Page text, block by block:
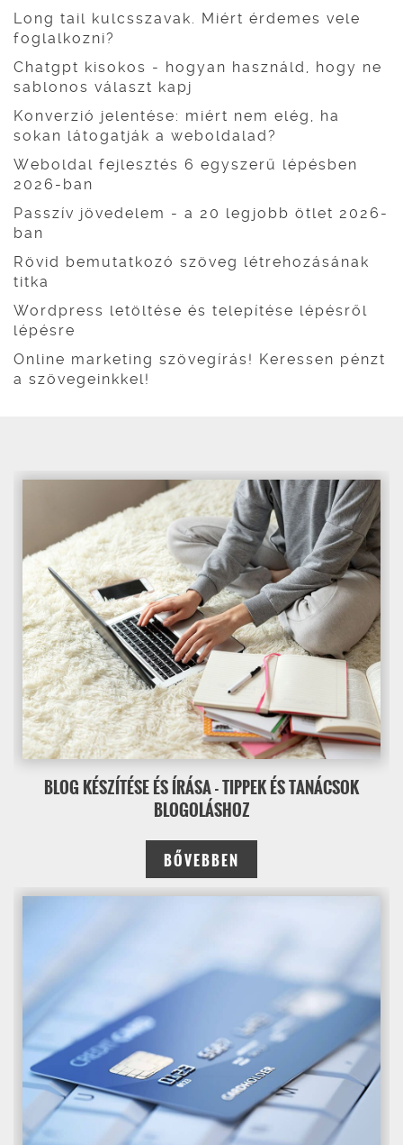
Long tail kulcsszavak. Miért érdemes vele
foglalkozni?
Chatgpt kisokos - hogyan használd, hogy ne
sablonos választ kapj
Konverzió jelentése: miért nem elég, ha
sokan látogatják a weboldalad?
Weboldal fejlesztés 6 egyszerű lépésben
2026-ban
Passzív jövedelem - a 20 legjobb ötlet 2026-
ban
Rövid bemutatkozó szöveg létrehozásának
titka
Wordpress letöltése és telepítése lépésről
lépésre
Online marketing szövegírás! Keressen pénzt
a szövegeinkkel!
BLOG KÉSZÍTÉSE ÉS ÍRÁSA - TIPPEK ÉS TANÁCSOK
BLOGOLÁSHOZ
BŐVEBBEN